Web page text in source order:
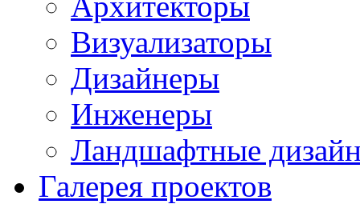
Визуализаторы
Дизайнеры
Инженеры
Ландшафтные
Галерея проектов